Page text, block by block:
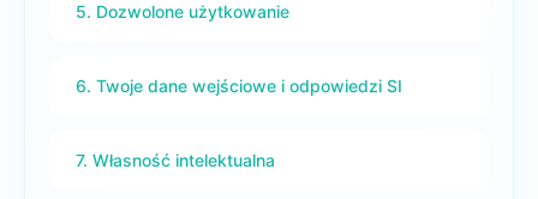
5. Dozwolone użytkowanie
6. Twoje dane wejściowe i odpowiedzi SI
7. Własność intelektualna